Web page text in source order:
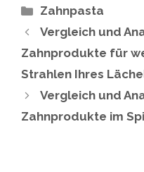
Kategorien
Zahnpasta
Vergleich und
Zahnprodukte für
Strahlen Ihres
Vergleich und
Zahnprodukte im